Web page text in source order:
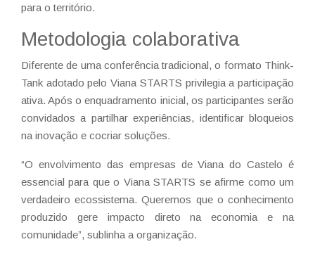
para o território.
Metodologia colaborativa
Diferente de uma conferência tradicional, o formato Think-
Tank adotado pelo Viana STARTS privilegia a participação
ativa. Após o enquadramento inicial, os participantes serão
convidados a partilhar experiências, identificar bloqueios
na inovação e cocriar soluções.
“O envolvimento das empresas de Viana do Castelo é
essencial para que o Viana STARTS se afirme como um
verdadeiro ecossistema. Queremos que o conhecimento
produzido gere impacto direto na economia e na
comunidade”, sublinha a organização.